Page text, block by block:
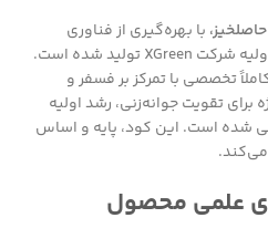
با بهره‌گیری از فناوری
پیشرفته و با استفاده از مواد اولیه شرکت XGreen تولید شده است.
تخصصی با تمرکز بر فسفر و
برای تقویت جوانه‌زنی، رشد اولیه
شده است. این کود، پایه و اساس
می‌کند.
علمی محصول